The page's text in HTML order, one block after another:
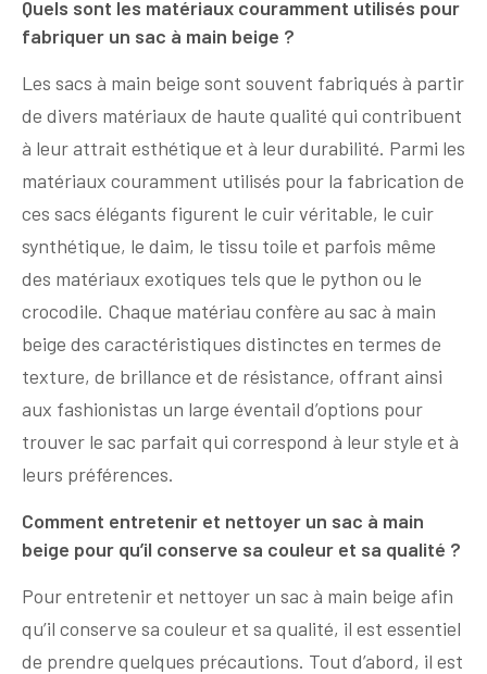
Quels sont les matériaux couramment utilisés pour
fabriquer un sac à main beige ?
Les sacs à main beige sont souvent fabriqués à partir
de divers matériaux de haute qualité qui contribuent
à leur attrait esthétique et à leur durabilité. Parmi les
matériaux couramment utilisés pour la fabrication de
ces sacs élégants figurent le cuir véritable, le cuir
synthétique, le daim, le tissu toile et parfois même
des matériaux exotiques tels que le python ou le
crocodile. Chaque matériau confère au sac à main
beige des caractéristiques distinctes en termes de
texture, de brillance et de résistance, offrant ainsi
aux fashionistas un large éventail d’options pour
trouver le sac parfait qui correspond à leur style et à
leurs préférences.
Comment entretenir et nettoyer un sac à main
beige pour qu’il conserve sa couleur et sa qualité ?
Pour entretenir et nettoyer un sac à main beige afin
qu’il conserve sa couleur et sa qualité, il est essentiel
de prendre quelques précautions. Tout d’abord, il est